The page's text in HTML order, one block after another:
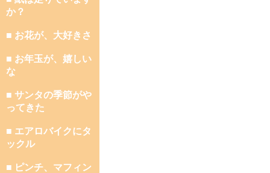
か？
■ お花が、大好きさ
■ お年玉が、嬉しい
な
■ サンタの季節がや
ってきた
■ エアロバイクにタ
ックル
■ ピンチ、マフィン